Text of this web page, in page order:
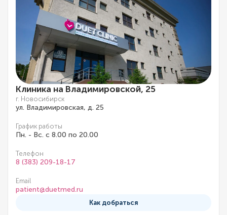
Клиника на Владимировской, 25
г. Новосибирск
ул. Владимировская, д. 25
График работы
Пн. - Вс. с 8.00 по 20.00
Телефон
8 (383) 209-18-17
Email
patient@duetmed.ru
Как добраться